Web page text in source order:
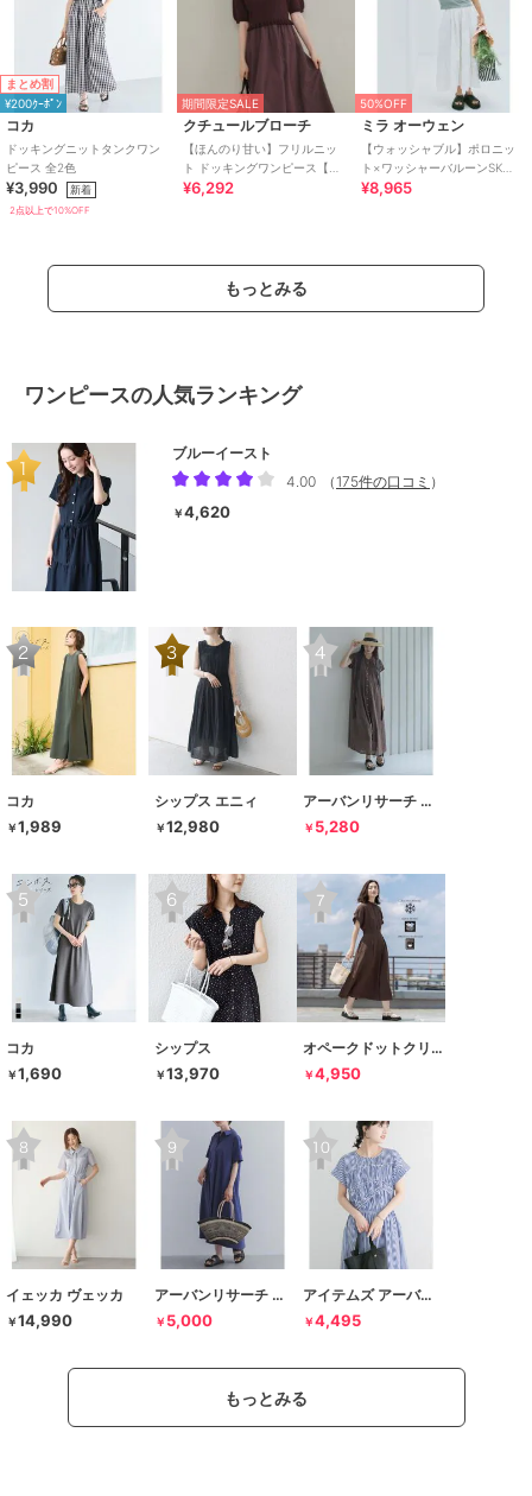
まとめ割
¥200ｸｰﾎﾟﾝ
コカ
ドッキングニットタンクワン
ピース 全2色
¥3,990 新着
2点以上で10%OFF
期間限定SALE
クチュールブローチ
【ほんのり甘い】フリルニッ
ト ドッキングワンピース【洗
濯機可】
¥6,292
50%OFF
ミラ オーウェン
【ウォッシャブル】ポロニッ
ト×ワッシャーバルーンSK
SETUP
¥8,965
もっとみる
ワンピースの人気ランキング
ブルーイースト
4.00
（ 175件の口コミ ）
￥4,620
コカ
￥1,989
シップス エニィ
￥12,980
アーバンリサーチ サニーレーベル
￥ 5,280
コカ
￥1,690
シップス
￥13,970
オペークドットクリップ
￥4,950
イェッカ ヴェッカ
￥14,990
アーバンリサーチ ドアーズ
￥ 5,000
アイテムズ アーバンリサーチ
￥4,495
もっとみる